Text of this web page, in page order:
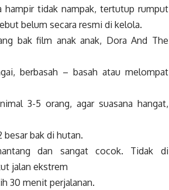
hampir tidak nampak, tertutup rumput
belum secara resmi di kelola.
bak film anak anak, Dora And The
berbasah – basah atau melompat
3-5 orang, agar suasana hangat,
besar bak di hutan.
dan sangat cocok. Tidak di
jalan ekstrem
30 menit perjalanan.